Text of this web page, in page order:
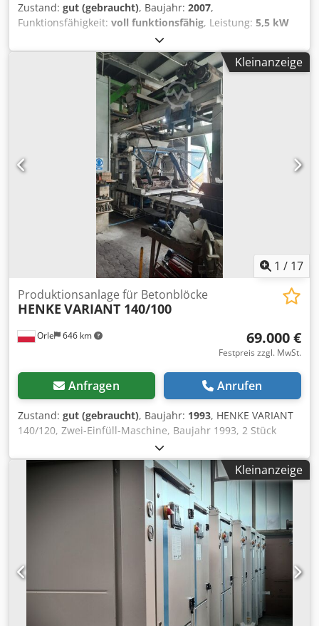
Zustand: gut (gebraucht), Baujahr: 2007,
Funktionsfähigkeit: voll funktionsfähig, Leistung: 5,5 kW
, Schnittbreite (max.):
Sägeblattdurchmesser:550 mm, Neigungsverstellung
, Ausstattung:CE-Kennzeichnung,
Dokumentation/Handbuch, Sägeblattschutz
Bildschrimsteuerung; Parallelanschlag Abspeichern von 20
Programmen; Doppelrollwagen 3000mm 1000er
Schnittbreite Schnitthöhe 200 mm Tischverlängerung 840
mm Drei Drehzahlen möglich 3 4 5 T/Umin Crodpfjy
Nyuaex Ab Tsf
Kleinanzeige
1 / 17
Orle 646 km
Produktionsanlage für Betonblöcke
HENKE VARIANT 140/100
69.000 €
Festpreis zzgl. MwSt.
Anfragen Anrufen
Zustand: gut (gebraucht), Baujahr: 1993, HENKE VARIANT
140/120, Zwei-Einfüll-Maschine, Baujahr 1993, 2 Stück
Formen, neue Steuerung Crjdpfx Absxl S Uhs Tsf
Kleinanzeige